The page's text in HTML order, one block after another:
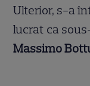
Ulterior, s-a
lucrat ca
Massimo